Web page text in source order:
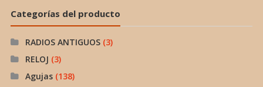
Categorías del producto
RADIOS ANTIGUOS (3)
RELOJ (3)
Agujas (138)